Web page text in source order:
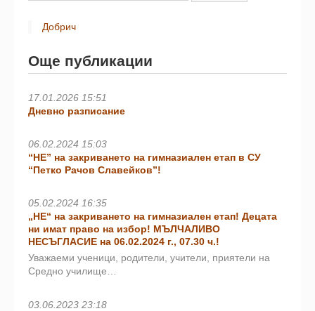
Добрич
Още публикации
17.01.2026 15:51
Дневно разписание
06.02.2024 15:03
“НЕ” на закриването на гимназиален етап в СУ
“Петко Рачов Славейков”!
05.02.2024 16:35
„НЕ“ на закриването на гимназиален етап! Децата
ни имат право на избор! МЪЛЧАЛИВО
НЕСЪГЛАСИЕ на 06.02.2024 г., 07.30 ч.!
Уважаеми ученици, родители, учители, приятели на
Средно училище…
03.06.2023 23:18